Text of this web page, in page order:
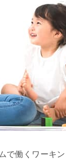
働くワーキ